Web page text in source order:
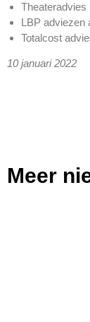
Theateradvies
LBP adviezen
Totalcost
10 januari 2022
Meer